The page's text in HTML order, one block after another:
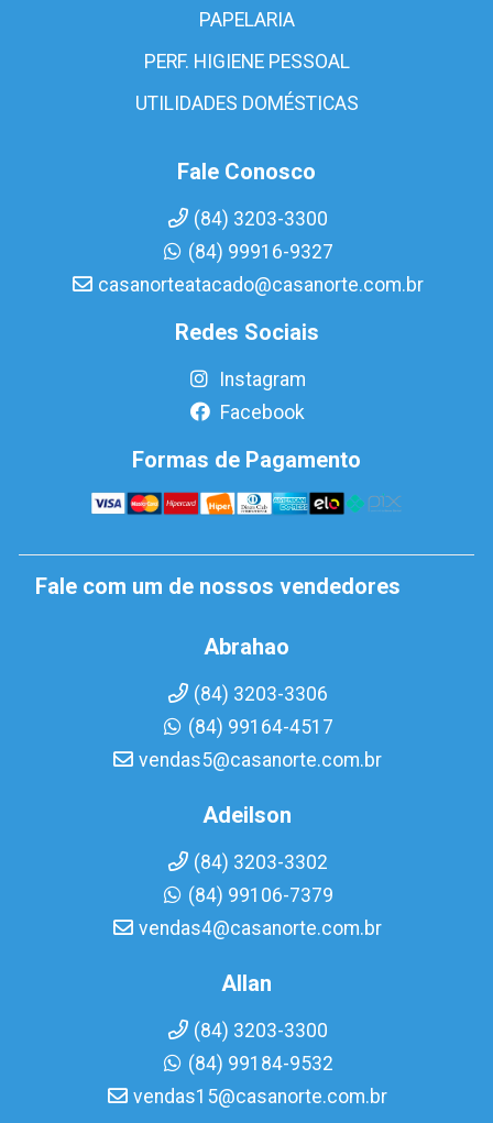
PAPELARIA
PERF. HIGIENE PESSOAL
UTILIDADES DOMÉSTICAS
Fale Conosco
(84) 3203-3300
(84) 99916-9327
casanorteatacado@casanorte.com.br
Redes Sociais
Instagram
Facebook
Formas de Pagamento
Fale com um de nossos vendedores
Abrahao
(84) 3203-3306
(84) 99164-4517
vendas5@casanorte.com.br
Adeilson
(84) 3203-3302
(84) 99106-7379
vendas4@casanorte.com.br
Allan
(84) 3203-3300
(84) 99184-9532
vendas15@casanorte.com.br